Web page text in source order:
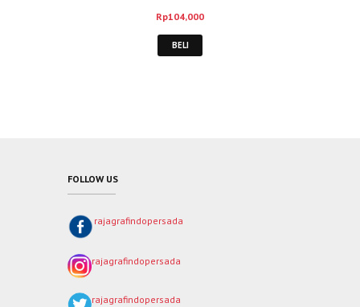
Rp104,000
BELI
FOLLOW US
rajagrafindopersada
rajagrafindopersada
rajagrafindopersada